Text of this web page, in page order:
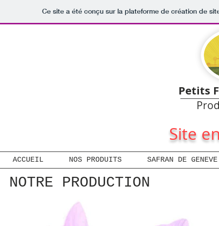
Ce site a été conçu sur la plateforme de création de
Petits
Site
ACCUEIL NOS PRODUITS SAFRAN DE GENEVE
NOTRE PRODUCTION